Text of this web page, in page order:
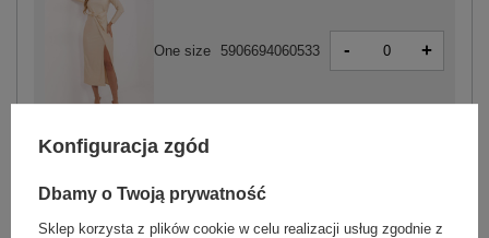
One size 5906694060533 - +
Konfiguracja zgód
Dbamy o Twoją prywatność
Sklep korzysta z plików cookie w celu realizacji usług zgodnie z